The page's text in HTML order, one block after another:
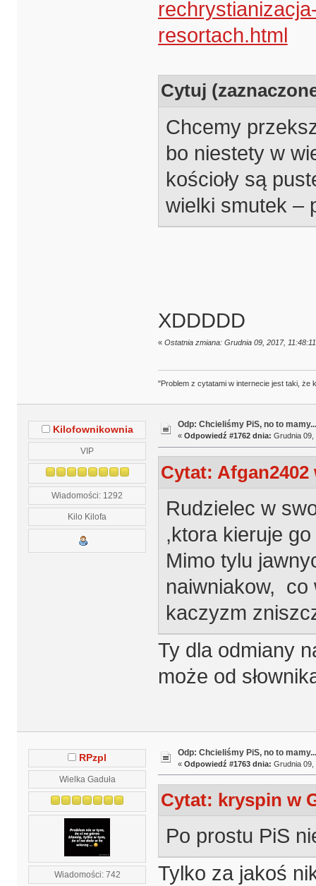
resortach.html
Cytuj
Chcemy
bo niestety w
kościoły są
wielki smutek –
XDDDDD
« Ostatnia zmiana: Grudnia 09, 2017,
"Problem z cytatami w internecie jest taki, że
Kilofownikownia
VIP
Wiadomości: 1292
Kilo Kilofa
Odp: Chcieliśmy PiS, no to
« Odpowiedź #1762 dnia: Grudnia 09,
Cytat: Afgan2402
Rudzielec w
,ktora kieruje
Mimo tylu
naiwniakow, co
kaczyzm
Ty dla odmiany
może od
RPzpl
Wielka Gaduła
Wiadomości: 742
Odp: Chcieliśmy PiS, no to
« Odpowiedź #1763 dnia: Grudnia 09,
Cytat: kryspin w
Po prostu PiS
Tylko za jakoś